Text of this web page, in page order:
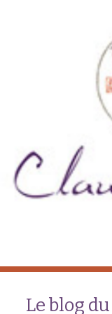
Le blog